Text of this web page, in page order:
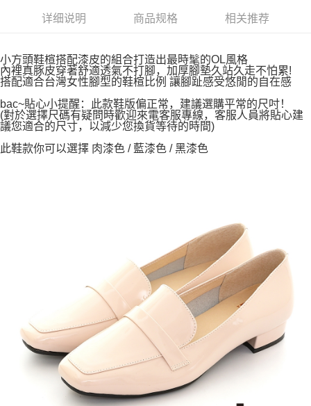
详细说明 商品规格 相关推荐
小方頭鞋楦搭配漆皮的組合打造出最時髦的OL風格
內裡真豚皮穿著舒適透氣不打腳，加厚腳墊久站久走不怕累!
搭配適合台灣女性腳型的鞋楦比例 讓腳趾感受悠閒的自在感
bac~貼心小提醒：此款鞋版偏正常，建議選購平常的尺吋！
(對於選擇尺碼有疑問時歡迎來電客服專線，客服人員將貼心建
議您適合的尺寸，以減少您換貨等待的時間)
此鞋款你可以選擇 肉漆色 / 藍漆色 / 黑漆色